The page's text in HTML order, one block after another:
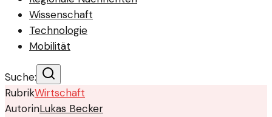
Wissenschaft
Technologie
Mobilität
Suche:
RubrikWirtschaft
AutorinLukas Becker